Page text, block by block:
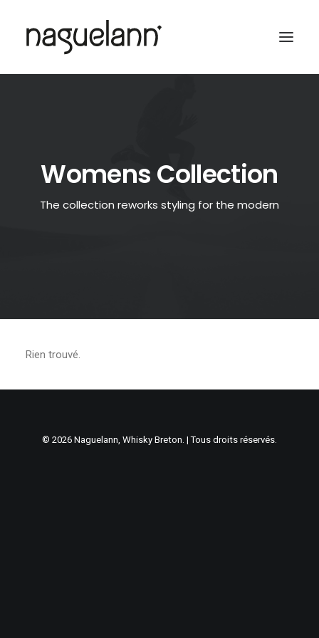
Womens Collection
The collection reworks styling for the modern
Rien trouvé.
© 2026 Naguelann, Whisky Breton. | Tous droits réservés.